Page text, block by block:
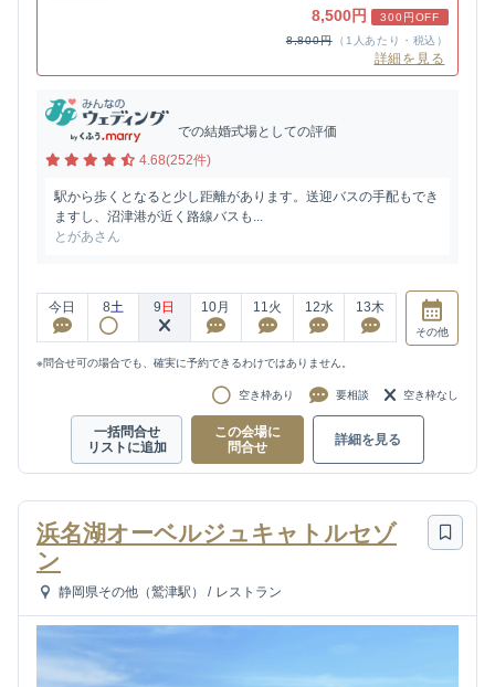
8,500円
300円OFF
8,800円
（1人あたり・税込）
詳細を見る
での結婚式場としての評価
4.68(252件)
駅から歩くとなると少し距離があります。送迎バスの手配もでき
ますし、沼津港が近く路線バスも...
とがあさん
今日 8土 9 日 10月 11火 12水 13木
その他
※問合せ可の場合でも、確実に予約できるわけではありません。
空き枠あり 要相談 空き枠なし
一括問合せ
リストに追加
この会場に
問合せ
詳細を見る
浜名湖オーベルジュキャトルセゾ
ン
静岡県その他（鷲津駅） / レストラン